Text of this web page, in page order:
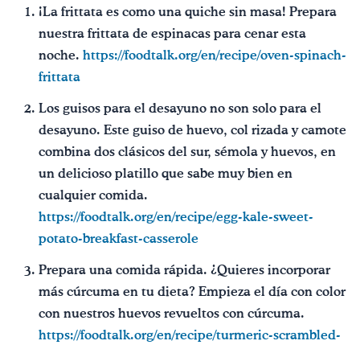
¡La frittata es como una quiche sin masa! Prepara
nuestra frittata de espinacas para cenar esta
noche. https://foodtalk.org/en/recipe/oven-spinach-
frittata
Los guisos para el desayuno no son solo para el
desayuno. Este guiso de huevo, col rizada y camote
combina dos clásicos del sur, sémola y huevos, en
un delicioso platillo que sabe muy bien en
cualquier comida.
https://foodtalk.org/en/recipe/egg-kale-sweet-
potato-breakfast-casserole
Prepara una comida rápida. ¿Quieres incorporar
más cúrcuma en tu dieta? Empieza el día con color
con nuestros huevos revueltos con cúrcuma.
https://foodtalk.org/en/recipe/turmeric-scrambled-